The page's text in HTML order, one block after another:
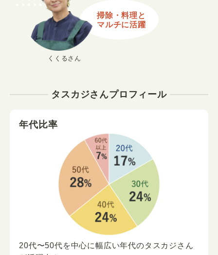
くくるさん
掃除・料理と
マルチに活躍
タスカジさんプロフィール
年代比率
20代〜50代を中心に幅広い年代のタスカジさん